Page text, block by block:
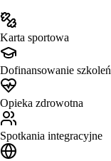
Karta sportowa
Dofinansowanie szkoleń
Opieka zdrowotna
Spotkania integracyjne